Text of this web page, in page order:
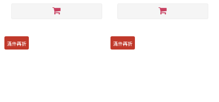
滿件再折 滿件再折